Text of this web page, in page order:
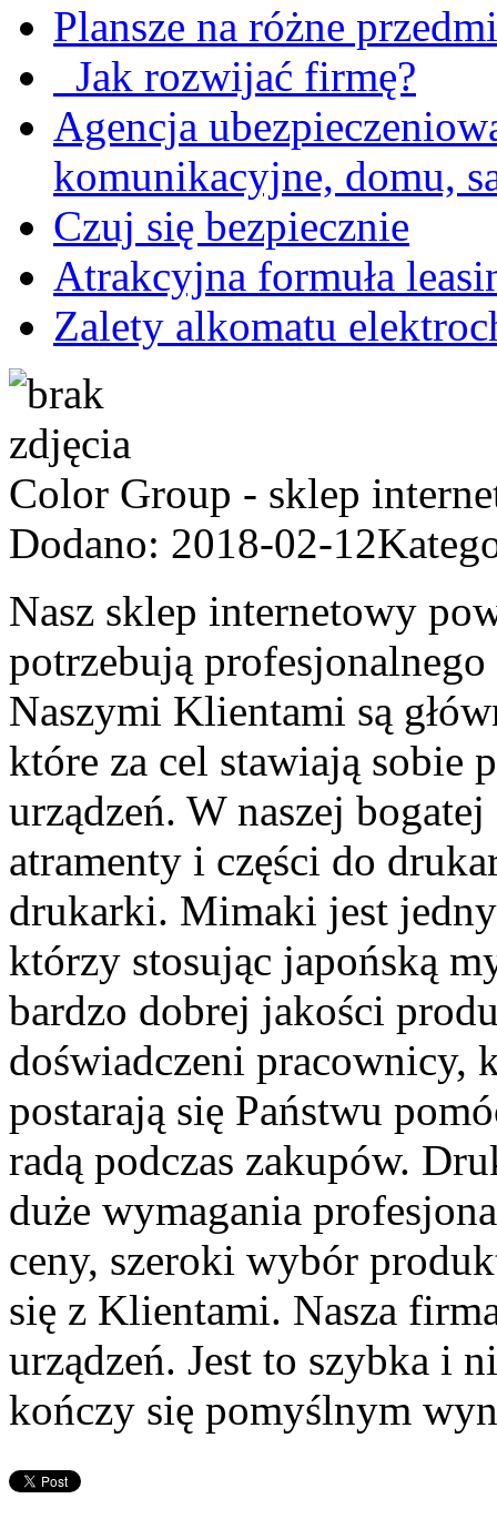
Plansze na różne
Jak rozwijać firmę?
Agencja
komunikacyjne, domu,
Czuj się bezpiecznie
Atrakcyjna formuła
Zalety alkomatu
Color Group - sklep
Dodano: 2018-02-12
Nasz sklep internetowy
potrzebują
Naszymi Klientami są
które za cel stawiają sobie
urządzeń. W naszej
atramenty i części do
drukarki. Mimaki jest
którzy stosując japońską
bardzo dobrej jakości
doświadczeni pracownicy,
postarają się Państwu
radą podczas zakupów.
duże wymagania
ceny, szeroki wybór
się z Klientami. Nasza
urządzeń. Jest to szybka i
kończy się pomyślnym